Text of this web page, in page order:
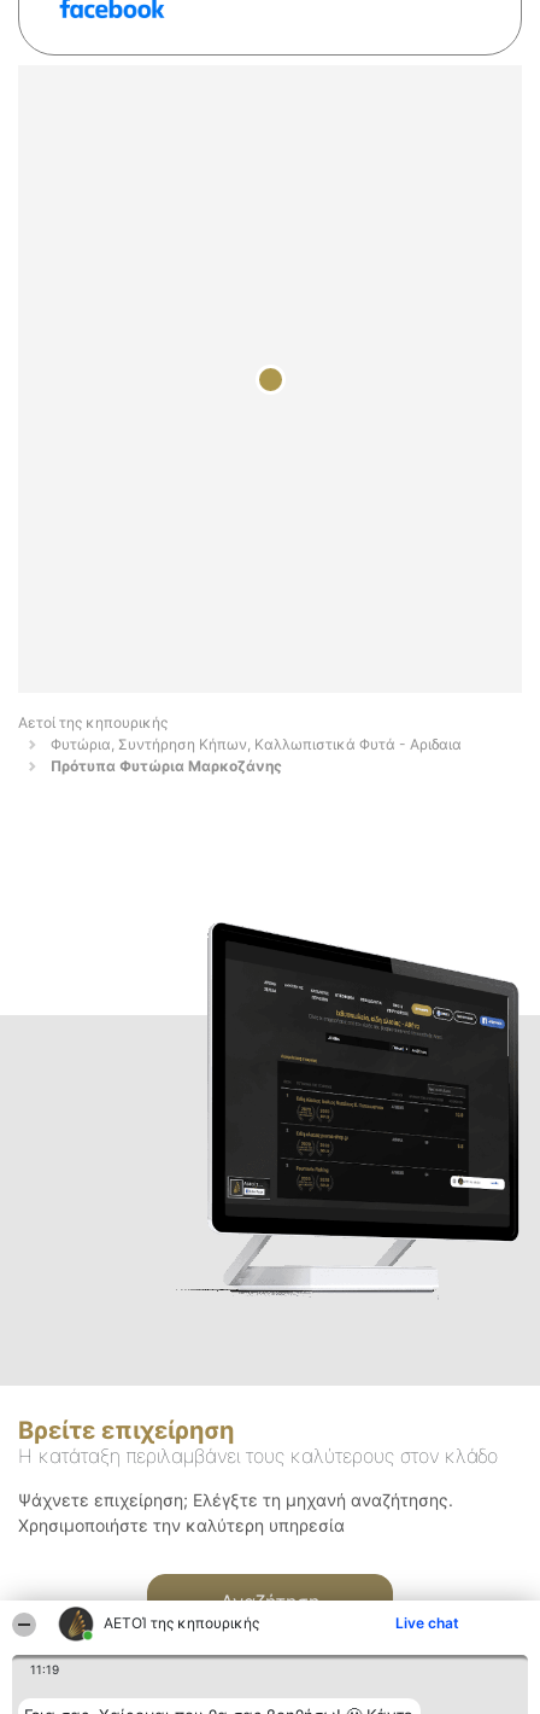
ΑΕΤΟΊ της κηπουρικής Live chat
11:19
Αετοί της κηπουρικής
Φυτώρια, Συντήρηση Κήπων, Καλλωπιστικά Φυτά - Αριδαια
Πρότυπα Φυτώρια Μαρκοζάνης
Βρείτε επιχείρηση
Η κατάταξη περιλαμβάνει τους καλύτερους στον κλάδο
Ψάχνετε επιχείρηση; Ελέγξτε τη μηχανή αναζήτησης.
Χρησιμοποιήστε την καλύτερη υπηρεσία
Αναζήτηση